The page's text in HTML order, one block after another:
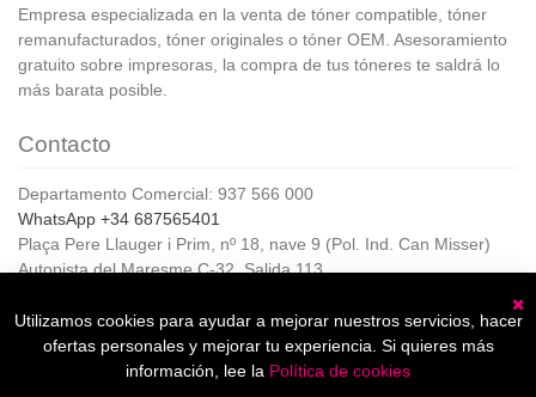
Empresa especializada en la venta de tóner compatible, tóner
remanufacturados, tóner originales o tóner OEM. Asesoramiento
gratuito sobre impresoras, la compra de tus tóneres te saldrá lo
más barata posible.
Contacto
Departamento Comercial: 937 566 000
WhatsApp +34 687565401
Plaça Pere Llauger i Prim, nº 18, nave 9 (Pol. Ind. Can Misser)
Autopista del Maresme C-32, Salida 113
Horario de Atención al cliente:
De lunes a jueves de 8:00 a 17:00,
Viernes de 8:00 a 15:00
Utilizamos cookies para ayudar a mejorar nuestros servicios, hacer
ofertas personales y mejorar tu experiencia. Si quieres más
información, lee la Política de cookies